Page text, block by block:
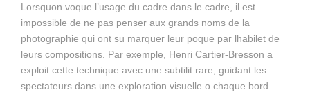
Lorsquon voque l’usage du cadre dans le cadre, il est
impossible de ne pas penser aux grands noms de la
photographie qui ont su marquer leur poque par lhabilet de
leurs compositions. Par exemple, Henri Cartier-Bresson a
exploit cette technique avec une subtilit rare, guidant les
spectateurs dans une exploration visuelle o chaque bord